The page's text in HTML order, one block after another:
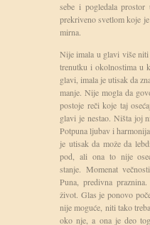
sebe i pogledala
prekriveno svetlom koje
mirna.
Nije imala u glavi više niti
trenutku i okolnostima u
glavi, imala je utisak da
manje. Nije mogla da
postoje reči koje taj
glavi je nestao. Ništa joj
Potpuna ljubav i
je utisak da može da
pod, ali ona to nije
stanje. Momenat
Puna, predivna
život. Glas je ponovo
nije moguće, niti tako
oko nje, a ona je deo